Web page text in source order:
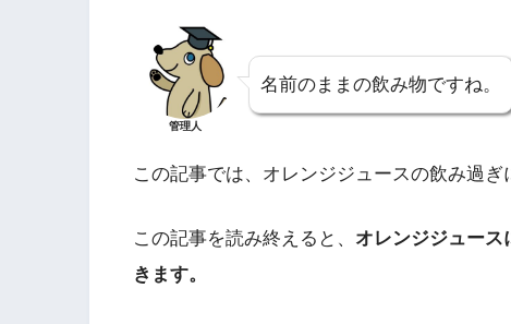
管理人
名前のままの飲み物ですね。
この記事では、オレンジジュースの飲み過ぎ
この記事を読み終えると、 オレンジジュース
きます。